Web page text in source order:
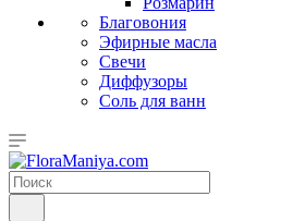
Благовония
Эфирные масла
Свечи
Диффузоры
Соль для ванн